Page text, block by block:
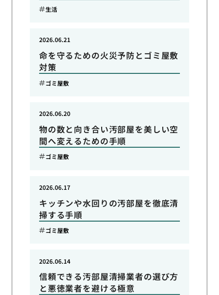
生活
命を守るための火災予防とゴミ屋敷
対策
2026.06.21
ゴミ屋敷
物の数と向き合い汚部屋を美しい空
間へ変えるための手順
2026.06.20
ゴミ屋敷
キッチンや水回りの汚部屋を徹底清
掃する手順
2026.06.17
ゴミ屋敷
信頼できる汚部屋清掃業者の選び方
と悪徳業者を避ける極意
2026.06.14